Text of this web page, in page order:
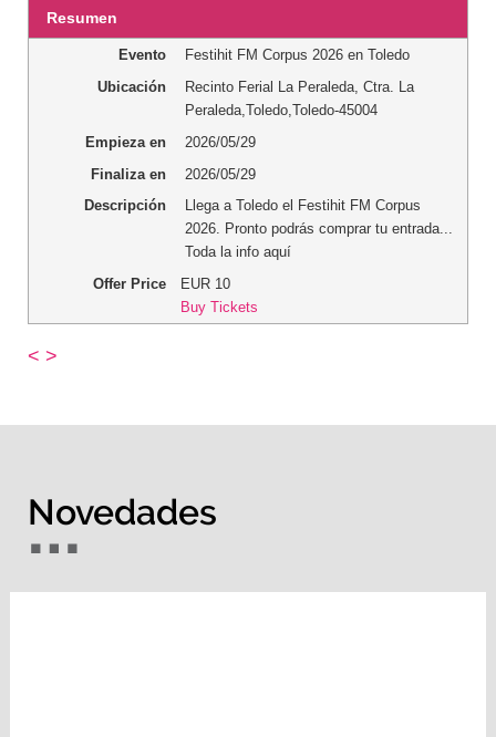
Resumen
Evento
Festihit FM Corpus 2026 en Toledo
Ubicación
Recinto Ferial La Peraleda, Ctra. La
Peraleda,Toledo,Toledo-45004
Empieza en
2026/05/29
Finaliza en
2026/05/29
Descripción
Llega a Toledo el Festihit FM Corpus
2026. Pronto podrás comprar tu entrada...
Toda la info aquí
Offer Price
EUR 10
Buy Tickets
< >
Novedades